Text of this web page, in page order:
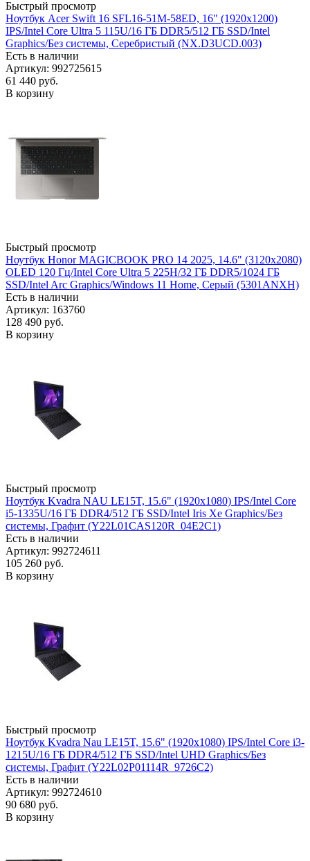
Быстрый просмотр
Ноутбук Acer Swift 16 SFL16-51M-58ED, 16" (1920x1200)
IPS/Intel Core Ultra 5 115U/16 ГБ DDR5/512 ГБ SSD/Intel
Graphics/Без системы, Серебристый (NX.D3UCD.003)
Есть в наличии
Артикул: 992725615
61 440 руб.
В корзину
Быстрый просмотр
Ноутбук Honor MAGICBOOK PRO 14 2025, 14.6" (3120x2080)
OLED 120 Гц/Intel Core Ultra 5 225H/32 ГБ DDR5/1024 ГБ
SSD/Intel Arc Graphics/Windows 11 Home, Серый (5301ANXH)
Есть в наличии
Артикул: 163760
128 490 руб.
В корзину
Быстрый просмотр
Ноутбук Kvadra NAU LE15T, 15.6" (1920x1080) IPS/Intel Core
i5-1335U/16 ГБ DDR4/512 ГБ SSD/Intel Iris Xe Graphics/Без
системы, Графит (Y22L01CAS120R_04E2C1)
Есть в наличии
Артикул: 992724611
105 260 руб.
В корзину
Быстрый просмотр
Ноутбук Kvadra Nau LE15T, 15.6" (1920x1080) IPS/Intel Core i3-
1215U/16 ГБ DDR4/512 ГБ SSD/Intel UHD Graphics/Без
системы, Графит (Y22L02P01114R_9726C2)
Есть в наличии
Артикул: 992724610
90 680 руб.
В корзину